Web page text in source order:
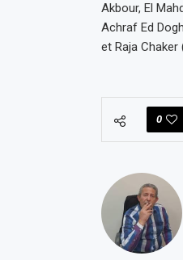
Akbour, El
Achraf Ed
et Raja
0